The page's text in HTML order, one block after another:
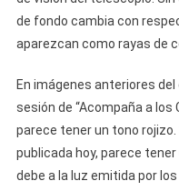
de fondo cambia con
aparezcan como rayas de
En imágenes anteriores
sesión de “Acompaña a los
parece tener un tono rojizo.
publicada hoy, parece
debe a la luz emitida por